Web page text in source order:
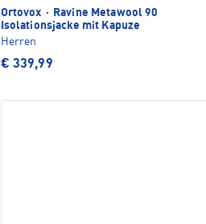
Ortovox ·
Ravine Metawool 90
Isolationsjacke mit Kapuze
Herren
€ 339,99